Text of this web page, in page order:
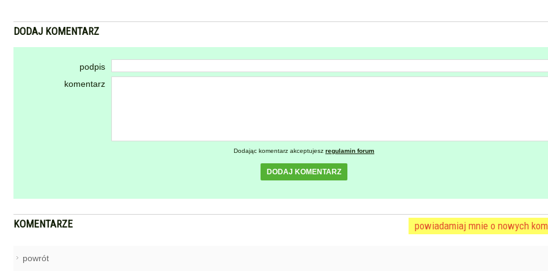
DODAJ KOMENTARZ
podpis
komentarz
Dodając komentarz akceptujesz regulamin forum
DODAJ KOMENTARZ
KOMENTARZE powiadamiaj mnie o nowych
powrót